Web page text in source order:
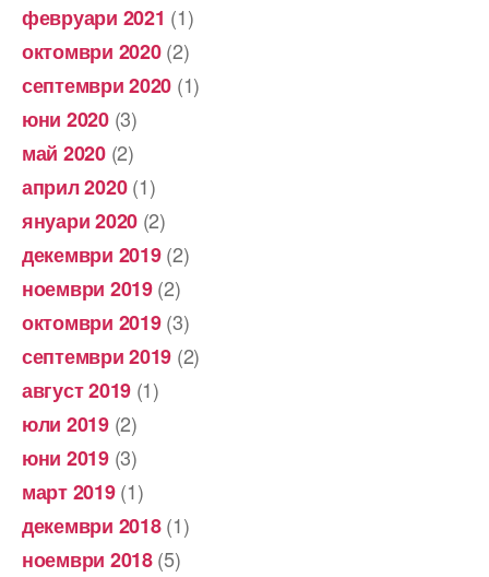
февруари 2021 (1)
октомври 2020(2)
септември 2020 (1)
юни 2020(3)
май 2020(2)
април 2020(1)
януари 2020 (2)
декември 2019(2)
ноември 2019(2)
октомври 2019(3)
септември 2019 (2)
август 2019 (1)
юли 2019(2)
юни 2019(3)
март 2019(1)
декември 2018(1)
ноември 2018(5)